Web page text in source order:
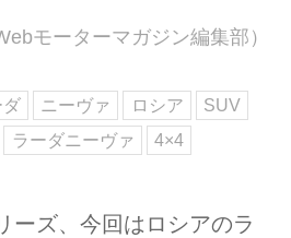
モーターマガジン編集部）
ダ ニーヴァ ロシア
SUV
ラーダニーヴァ 4×4
ーズ、今回はロシアのラ